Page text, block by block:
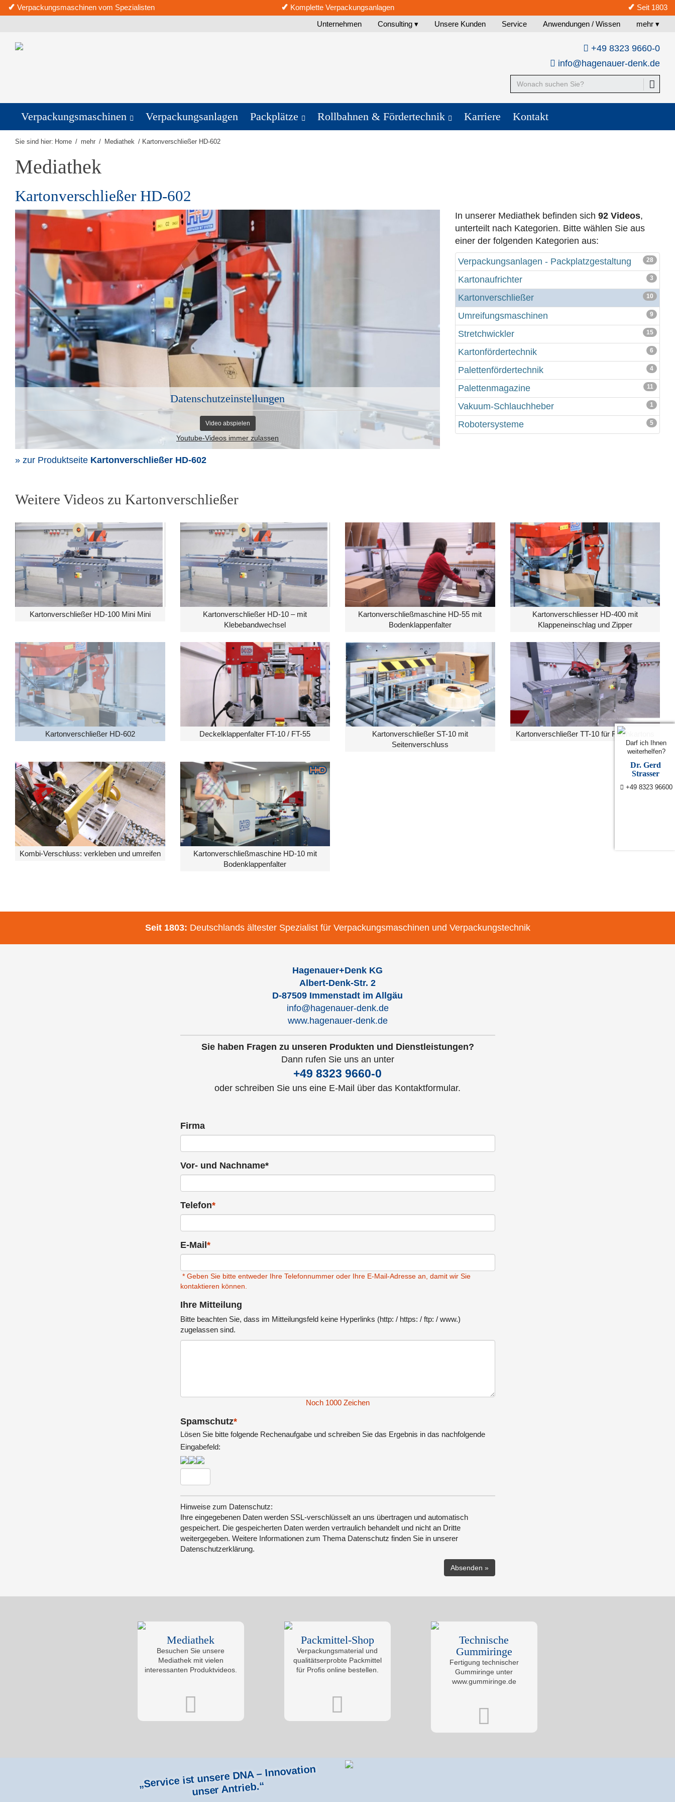
Darf ich Ihnen
weiterhelfen?
Dr. Gerd
Strasser
+49 8323 96600
✓ Verpackungsmaschinen vom Spezialisten ✓ Komplette Verpackungsanlagen ✓ Seit 1803
Unternehmen
Consulting ▾ Unsere Kunden Service Anwendungen / Wissen mehr ▾
+49 8323 9660-0
info@hagenauer-denk.de
Verpackungsmaschinen Verpackungsanlagen Packplätze Rollbahnen & Fördertechnik Karriere Kontakt
Sie sind hier: Home / mehr / Mediathek / Kartonverschließer HD-602
Mediathek
Kartonverschließer HD-602
Datenschutzeinstellungen
Video abspielen
Youtube-Videos immer zulassen
» zur Produktseite Kartonverschließer HD-602
In unserer Mediathek befinden sich 92 Videos,
unterteilt nach Kategorien. Bitte wählen Sie aus
einer der folgenden Kategorien aus:
28
Verpackungsanlagen - Packplatzgestaltung
3
Kartonaufrichter
10
Kartonverschließer
9
Umreifungsmaschinen
15
Stretchwickler
6
Kartonfördertechnik
4
Palettenfördertechnik
11
Palettenmagazine
1
Vakuum-Schlauchheber
5
Robotersysteme
Weitere Videos zu Kartonverschließer
Kartonverschließer HD-100 Mini Mini
Kartonverschließer HD-10 – mit
Klebebandwechsel
Kartonverschließmaschine HD-55 mit
Bodenklappenfalter
Kartonverschliesser HD-400 mit
Klappeneinschlag und Zipper
Kartonverschließer HD-602 Deckelklappenfalter FT-10 / FT-55
Kartonverschließer ST-10 mit
Seitenverschluss
Kartonverschließer TT-10 für Flachkartons
Kombi-Verschluss: verkleben und umreifen
Kartonverschließmaschine HD-10 mit
Bodenklappenfalter
Seit 1803: Deutschlands ältester Spezialist für Verpackungsmaschinen und Verpackungstechnik
Hagenauer+Denk KG
Albert-Denk-Str. 2
D-87509 Immenstadt im Allgäu
info@hagenauer-denk.de
www.hagenauer-denk.de
Sie haben Fragen zu unseren Produkten und Dienstleistungen?
Dann rufen Sie uns an unter
+49 8323 9660-0
oder schreiben Sie uns eine E-Mail über das Kontaktformular.
Firma
Vor- und Nachname*
Telefon*
E-Mail*
* Geben Sie bitte entweder Ihre Telefonnummer oder Ihre E-Mail-Adresse an, damit wir Sie
kontaktieren können.
Ihre Mitteilung
Bitte beachten Sie, dass im Mitteilungsfeld keine Hyperlinks (http: / https: / ftp: / www.)
zugelassen sind.
Noch 1000Zeichen
Spamschutz*
Lösen Sie bitte folgende Rechenaufgabe und schreiben Sie das Ergebnis in das nachfolgende
Eingabefeld:
Hinweise zum Datenschutz:
Ihre eingegebenen Daten werden SSL-verschlüsselt an uns übertragen und automatisch
gespeichert. Die gespeicherten Daten werden vertraulich behandelt und nicht an Dritte
weitergegeben. Weitere Informationen zum Thema Datenschutz finden Sie in unserer
Datenschutzerklärung.
Mediathek
Besuchen Sie unsere
Mediathek mit vielen
interessanten Produktvideos.
Packmittel-Shop
Verpackungsmaterial und
qualitätserprobte Packmittel
für Profis online bestellen.
Technische
Gummiringe
Fertigung technischer
Gummiringe unter
www.gummiringe.de
„Service ist unsere DNA – Innovation
unser Antrieb.“